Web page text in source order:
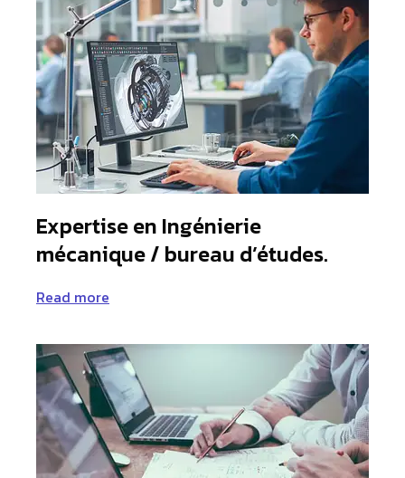
Expertise en Ingénierie
mécanique / bureau d’études.
Read more